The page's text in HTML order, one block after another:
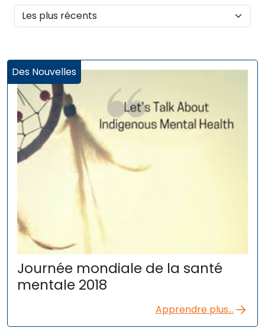
Des Nouvelles
Journée mondiale de la santé
mentale 2018
Apprendre plus...